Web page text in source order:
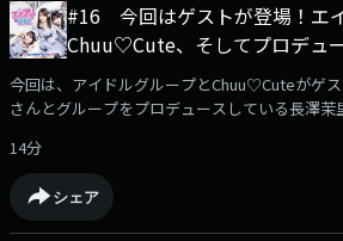
#16 今回はゲストが登場！エ
Chuu♡Cute、そしてプロデュ
とアイドルトーク！
今回は、アイドルグループとChuu♡Cuteがゲ
さんとグループをプロデュースしている長澤茉
野乃さんのあこがれのアイドルのことや加入し
（放送ではきけなかった内容もお楽しみくださ
ッセージはこちら！どんどん送ってください
https://jocr.jp/mailform/aika/
14分
シェア